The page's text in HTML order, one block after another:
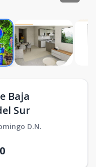
Baja
Sur
D.N.